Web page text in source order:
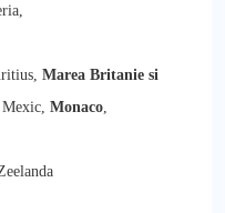
Marea Britanie si
Monaco